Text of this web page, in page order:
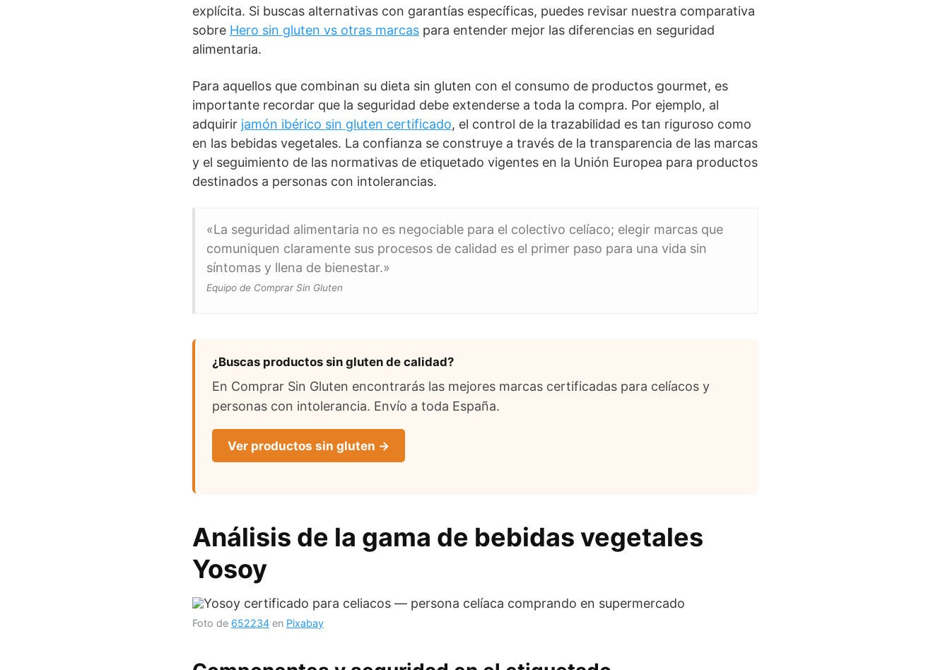
explícita. Si buscas alternativas con garantías específicas, puedes revisar nuestra comparativa
sobre Hero sin gluten vs otras marcas para entender mejor las diferencias en seguridad
alimentaria.
Para aquellos que combinan su dieta sin gluten con el consumo de productos gourmet, es
importante recordar que la seguridad debe extenderse a toda la compra. Por ejemplo, al
adquirir jamón ibérico sin gluten certificado, el control de la trazabilidad es tan riguroso como
en las bebidas vegetales. La confianza se construye a través de la transparencia de las marcas
y el seguimiento de las normativas de etiquetado vigentes en la Unión Europea para productos
destinados a personas con intolerancias.
«La seguridad alimentaria no es negociable para el colectivo celíaco; elegir marcas que
comuniquen claramente sus procesos de calidad es el primer paso para una vida sin
síntomas y llena de bienestar.»
Equipo de Comprar Sin Gluten
¿Buscas productos sin gluten de calidad?
En Comprar Sin Gluten encontrarás las mejores marcas certificadas para celíacos y
personas con intolerancia. Envío a toda España.
Ver productos sin gluten →
Análisis de la gama de bebidas vegetales
Yosoy
Foto de 652234 en Pixabay